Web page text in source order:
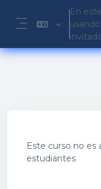
Salta al contenido
Panel lateral
En
Este curso no
estudiantes